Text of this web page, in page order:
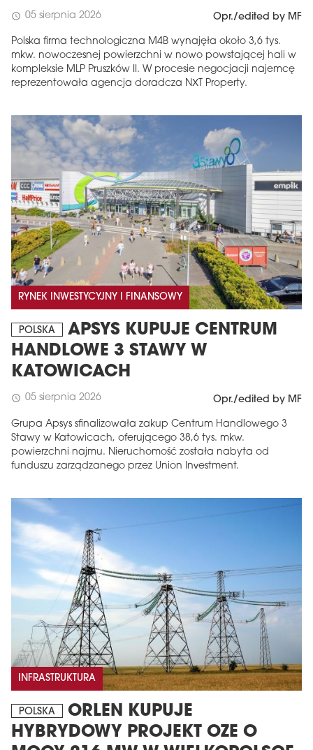
schedule 05 sierpnia 2026 Opr./edited by MF
Polska firma technologiczna M4B wynajęła około 3,6 tys.
mkw. nowoczesnej powierzchni w nowo powstającej hali w
kompleksie MLP Pruszków II. W procesie negocjacji najemcę
reprezentowała agencja doradcza NXT Property.
RYNEK INWESTYCYJNY I FINANSOWY
POLSKA
APSYS KUPUJE CENTRUM
HANDLOWE 3 STAWY W
KATOWICACH
schedule 05 sierpnia 2026 Opr./edited by MF
Grupa Apsys sfinalizowała zakup Centrum Handlowego 3
Stawy w Katowicach, oferującego 38,6 tys. mkw.
powierzchni najmu. Nieruchomość została nabyta od
funduszu zarządzanego przez Union Investment.
INFRASTRUKTURA
POLSKA
ORLEN KUPUJE
HYBRYDOWY PROJEKT OZE O